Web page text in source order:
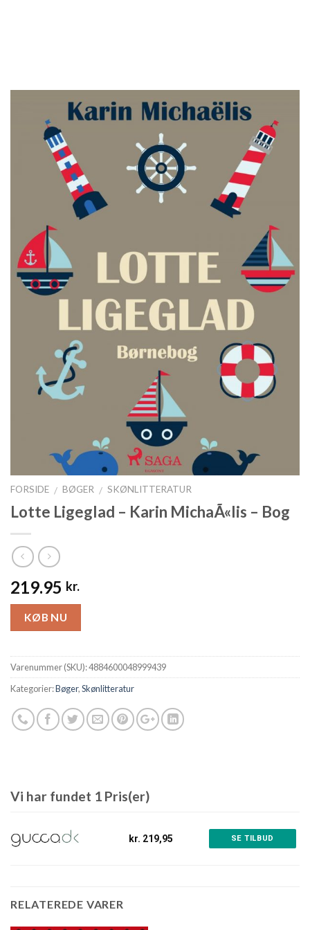
FORSIDE / BØGER / SKØNLITTERATUR
Lotte Ligeglad – Karin MichaÃ«lis – Bog
219.95 kr.
KØB NU
Varenummer (SKU):4884600048999439
Kategorier:Bøger,Skønlitteratur
Vi har fundet 1 Pris(er)
kr. 219,95 SE TILBUD
RELATEREDE VARER